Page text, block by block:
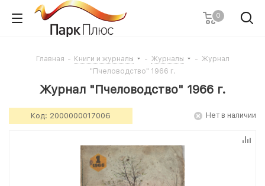
0
Главная - Книги и журналы - Журналы - Журнал
"Пчеловодство" 1966 г.
Журнал "Пчеловодство" 1966 г.
Код: 2000000017006 Нет в наличии